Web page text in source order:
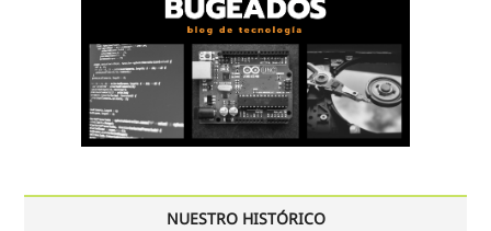
NUESTRO HISTÓRICO